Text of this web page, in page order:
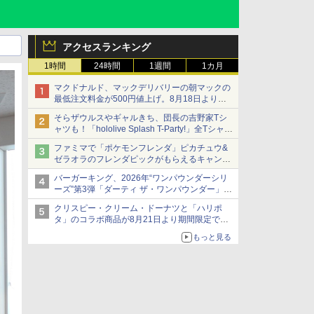
アクセスランキング
1時間 24時間 1週間 1カ月
マクドナルド、マックデリバリーの朝マックの
最低注文料金が500円値上げ。8月18日より
1,500円から受付
そらザウルスやギャルきち、団長の吉野家Tシ
ャツも！「hololive Splash T-Party!」全Tシャツ
ラインナップ公開＆オンライン販売開始
ファミマで「ポケモンフレンダ」ピカチュウ&
ゼラオラのフレンダピックがもらえるキャンペ
ーン開催！
バーガーキング、2026年“ワンパウンダーシリ
ーズ”第3弾「ダーティ ザ・ワンパウンダー」を
8月7日発売
「特製ガーリックマヨソース」を使用した超大
型チーズバーガー
クリスピー・クリーム・ドーナツと「ハリポ
タ」のコラボ商品が8月21日より期間限定で発
組分け帽子ドーナツなど見た目も楽しい商品が
もっと見る